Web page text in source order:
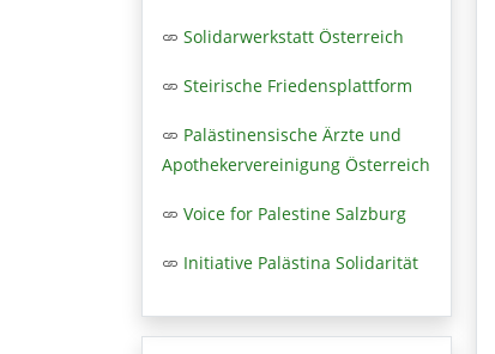
Solidarwerkstatt Österreich
Steirische Friedensplattform
Palästinensische Ärzte und
Apothekervereinigung Österreich
Voice for Palestine Salzburg
Initiative Palästina Solidarität